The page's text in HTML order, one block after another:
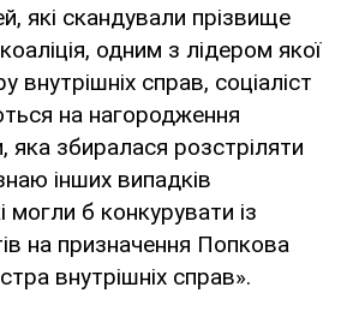
які скандували прізвище
одним з лідером якої
внутрішніх справ, соціаліст
на нагородження
збиралася розстріляти
інших випадків
могли б конкурувати із
на призначення Попкова
внутрішніх справ».